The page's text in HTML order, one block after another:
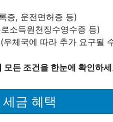
증, 운전면허증 등)
소득원천징수영수증 등)
우체국에 따라 추가 요구될
모든 조건을 한눈에 확인하
금 혜택